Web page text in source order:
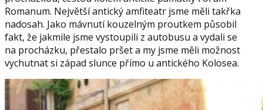
Romanum. Největší antický amfiteatr jsme měli takřka
nadosah. Jako mávnutí kouzelným proutkem působil
fakt, že jakmile jsme vystoupili z autobusu a vydali se
na procházku, přestalo pršet a my jsme měli možnost
vychutnat si západ slunce přímo u antického Kolosea.